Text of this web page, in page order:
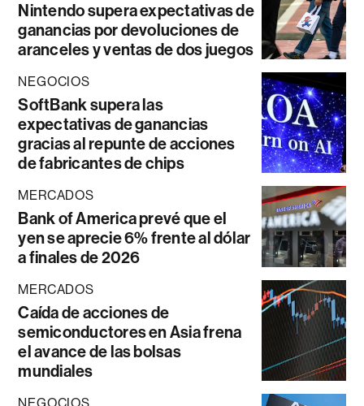
Nintendo supera expectativas de
ganancias por devoluciones de
aranceles y ventas de dos juegos
NEGOCIOS
SoftBank supera las
expectativas de ganancias
gracias al repunte de acciones
de fabricantes de chips
MERCADOS
Bank of America prevé que el
yen se aprecie 6% frente al dólar
a finales de 2026
MERCADOS
Caída de acciones de
semiconductores en Asia frena
el avance de las bolsas
mundiales